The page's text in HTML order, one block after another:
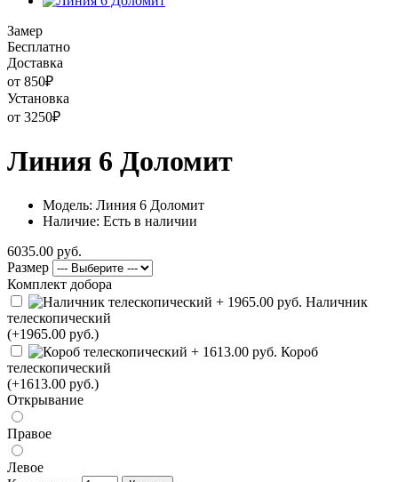
Замер
Бесплатно
Доставка
от 850₽
Установка
от 3250₽
Линия 6 Доломит
Модель: Линия 6 Доломит
Наличие: Есть в наличии
6035.00 руб.
Размер
Комплект добора
Наличник
телескопический
(+1965.00 руб.)
Короб
телескопический
(+1613.00 руб.)
Открывание
Правое
Левое